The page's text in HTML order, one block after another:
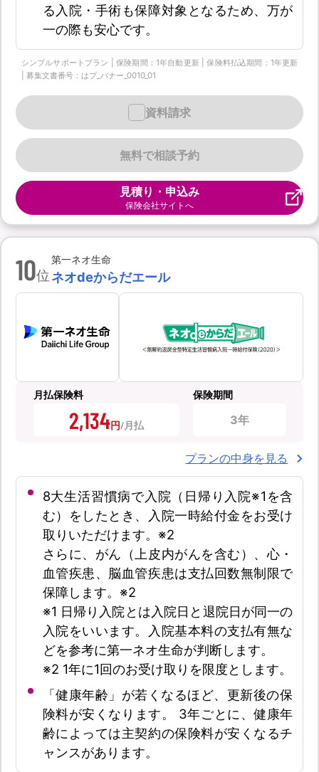
る入院・手術も保障対象となるため、万が
一の際も安心です。
シンプルサポートプラン | 保険期間：1年自動更新 | 保険料払込期間：1年更新
| 募集文書番号：はプ_バナー_0010_01
無料で相談予約
資料請求
見積り・申込み
保険会社サイトへ
10位
第一ネオ生命
ネオdeからだエール
月払保険料
2,134円
保険期間
3年
プランの中身を見る
8大生活習慣病で入院（日帰り入院※1を含
む）をしたとき、入院一時給付金をお受け
取りいただけます。※2
さらに、がん（上皮内がんを含む）、心・
血管疾患、脳血管疾患は支払回数無制限で
保障します。※2
※1 日帰り入院とは入院日と退院日が同一の
入院をいいます。入院基本料の支払有無な
どを参考に第一ネオ生命が判断します。
※2 1年に1回のお受け取りを限度とします。
「健康年齢」が若くなるほど、更新後の保
険料が安くなります。 3年ごとに、健康年
齢によっては主契約の保険料が安くなるチ
ャンスがあります。